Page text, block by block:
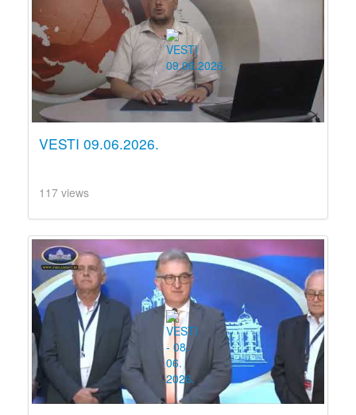
VESTI 09.06.2026.
117 views